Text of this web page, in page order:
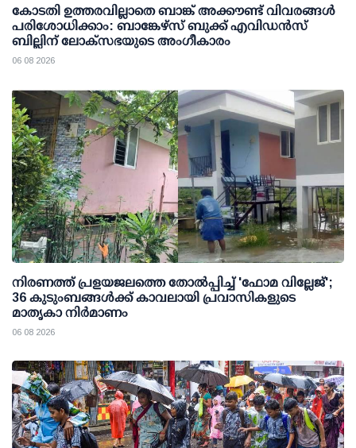
കോടതി ഉത്തരവില്ലാതെ ബാങ്ക് അക്കൗണ്ട് വിവരങ്ങള്‍
പരിശോധിക്കാം: ബാങ്കേഴ്സ് ബുക്ക് എവിഡന്‍സ്
ബില്ലിന് ലോക്സഭയുടെ അംഗീകാരം
06 08 2026
നിരണത്ത് പ്രളയജലത്തെ തോല്‍പ്പിച്ച് 'ഫോമ വില്ലേജ്';
36 കുടുംബങ്ങള്‍ക്ക് കാവലായി പ്രവാസികളുടെ
മാതൃകാ നിര്‍മാണം
06 08 2026